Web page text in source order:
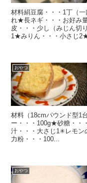
材料絹豆腐・・・1丁（
れ★長ネギ・・・お好み
皮・・・少し（みじん
1★みりん・・・小さじ
おやつ
材料（18cmパウンド型1
ー・・・100g★砂糖・・
汁・・・大さじ1✳︎レモ
力粉・・・100...
おやつ